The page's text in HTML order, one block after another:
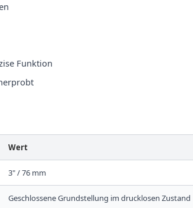
Funktion
Wert
3" / 76 mm
Geschlossene Grundstellung im drucklosen Zustand